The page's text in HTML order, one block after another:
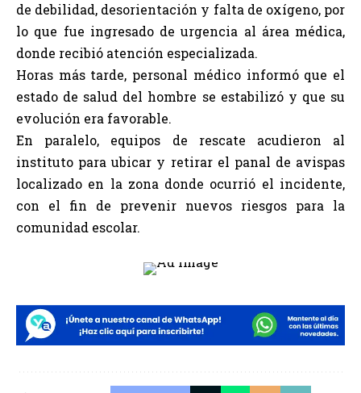
de debilidad, desorientación y falta de oxígeno, por
lo que fue ingresado de urgencia al área médica,
donde recibió atención especializada.
Horas más tarde, personal médico informó que el
estado de salud del hombre se estabilizó y que su
evolución era favorable.
En paralelo, equipos de rescate acudieron al
instituto para ubicar y retirar el panal de avispas
localizado en la zona donde ocurrió el incidente,
con el fin de prevenir nuevos riesgos para la
comunidad escolar.